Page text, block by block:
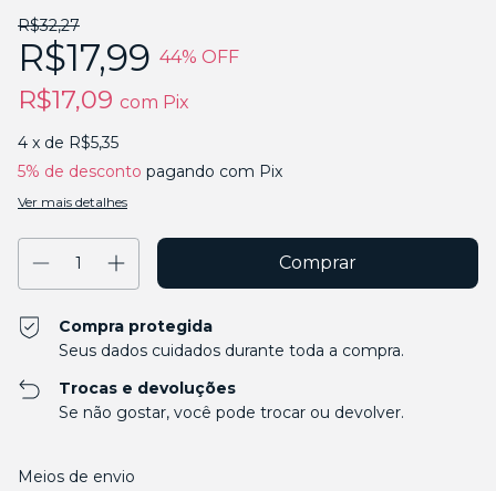
R$32,27
R$17,99 44% OFF
R$17,09 com Pix
4 x de R$5,35
5% de desconto pagando com Pix
Ver mais detalhes
Compra protegida
Seus dados cuidados durante toda a compra.
Trocas e devoluções
Se não gostar, você pode trocar ou devolver.
Entregas para o CEP:
Meios de envio